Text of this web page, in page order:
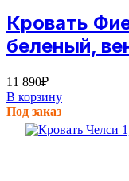
Кровать
беленый,
11 890₽
В корзину
Под заказ